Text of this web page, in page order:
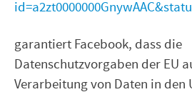
garantiert Facebook, dass die
Datenschutzvorgaben der EU
Verarbeitung von Daten in den